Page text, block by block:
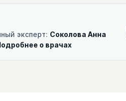
эксперт: Соколова Анна
о врачах